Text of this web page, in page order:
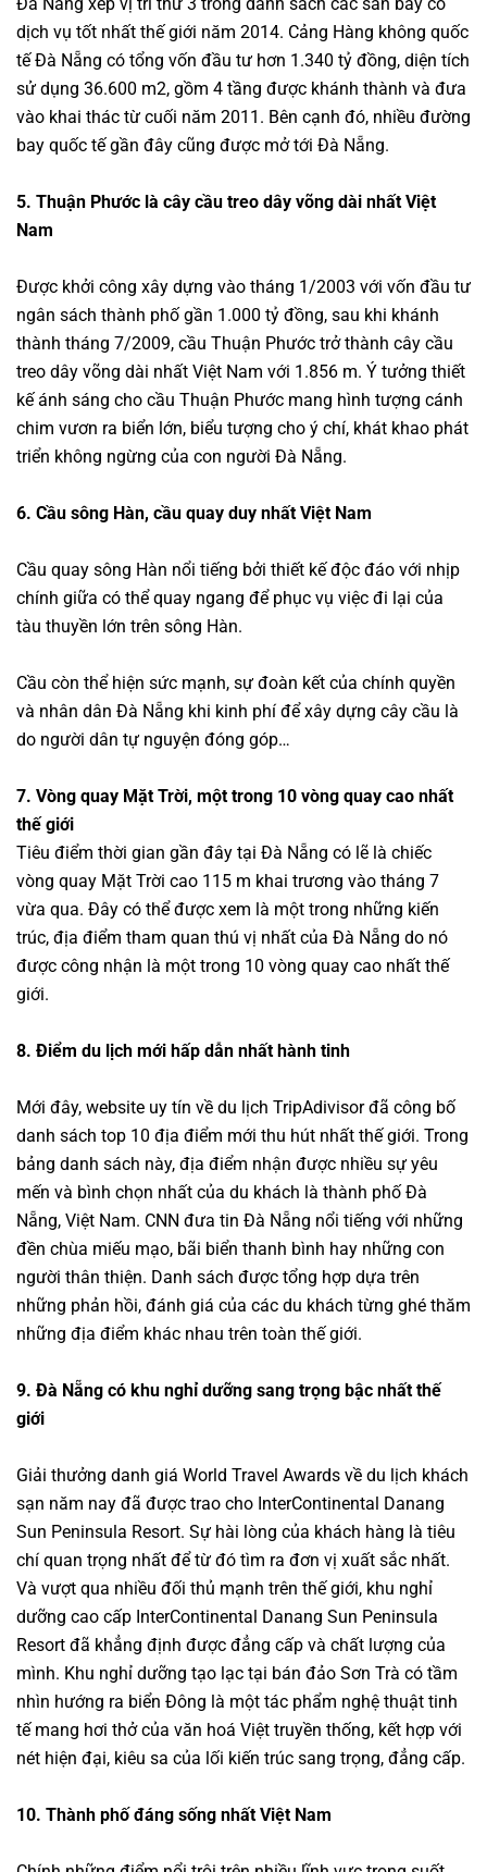
dịch vụ tốt nhất thế giới năm 2014. Cảng Hàng không quốc
tế Đà Nẵng có tổng vốn đầu tư hơn 1.340 tỷ đồng, diện tích
sử dụng 36.600 m2, gồm 4 tầng được khánh thành và đưa
vào khai thác từ cuối năm 2011. Bên cạnh đó, nhiều đường
bay quốc tế gần đây cũng được mở tới Đà Nẵng.
5. Thuận Phước là cây cầu treo dây võng dài nhất Việt
Nam
Được khởi công xây dựng vào tháng 1/2003 với vốn đầu tư
ngân sách thành phố gần 1.000 tỷ đồng, sau khi khánh
thành tháng 7/2009, cầu Thuận Phước trở thành cây cầu
treo dây võng dài nhất Việt Nam với 1.856 m. Ý tưởng thiết
kế ánh sáng cho cầu Thuận Phước mang hình tượng cánh
chim vươn ra biển lớn, biểu tượng cho ý chí, khát khao phát
triển không ngừng của con người Đà Nẵng.
6. Cầu sông Hàn, cầu quay duy nhất Việt Nam
Cầu quay sông Hàn nổi tiếng bởi thiết kế độc đáo với nhịp
chính giữa có thể quay ngang để phục vụ việc đi lại của
tàu thuyền lớn trên sông Hàn.
Cầu còn thể hiện sức mạnh, sự đoàn kết của chính quyền
và nhân dân Đà Nẵng khi kinh phí để xây dựng cây cầu là
do người dân tự nguyện đóng góp…
7. Vòng quay Mặt Trời, một trong 10 vòng quay cao nhất
thế giới
Tiêu điểm thời gian gần đây tại Đà Nẵng có lẽ là chiếc
vòng quay Mặt Trời cao 115 m khai trương vào tháng 7
vừa qua. Đây có thể được xem là một trong những kiến
trúc, địa điểm tham quan thú vị nhất của Đà Nẵng do nó
được công nhận là một trong 10 vòng quay cao nhất thế
giới.
8. Điểm du lịch mới hấp dẫn nhất hành tinh
Mới đây, website uy tín về du lịch TripAdivisor đã công bố
danh sách top 10 địa điểm mới thu hút nhất thế giới. Trong
bảng danh sách này, địa điểm nhận được nhiều sự yêu
mến và bình chọn nhất của du khách là thành phố Đà
Nẵng, Việt Nam. CNN đưa tin Đà Nẵng nổi tiếng với những
đền chùa miếu mạo, bãi biển thanh bình hay những con
người thân thiện. Danh sách được tổng hợp dựa trên
những phản hồi, đánh giá của các du khách từng ghé thăm
những địa điểm khác nhau trên toàn thế giới.
9. Đà Nẵng có khu nghỉ dưỡng sang trọng bậc nhất thế
giới
Giải thưởng danh giá World Travel Awards về du lịch khách
sạn năm nay đã được trao cho InterContinental Danang
Sun Peninsula Resort. Sự hài lòng của khách hàng là tiêu
chí quan trọng nhất để từ đó tìm ra đơn vị xuất sắc nhất.
Và vượt qua nhiều đối thủ mạnh trên thế giới, khu nghỉ
dưỡng cao cấp InterContinental Danang Sun Peninsula
Resort đã khẳng định được đẳng cấp và chất lượng của
mình. Khu nghỉ dưỡng tạo lạc tại bán đảo Sơn Trà có tầm
nhìn hướng ra biển Đông là một tác phẩm nghệ thuật tinh
tế mang hơi thở của văn hoá Việt truyền thống, kết hợp với
nét hiện đại, kiêu sa của lối kiến trúc sang trọng, đẳng cấp.
10. Thành phố đáng sống nhất Việt Nam